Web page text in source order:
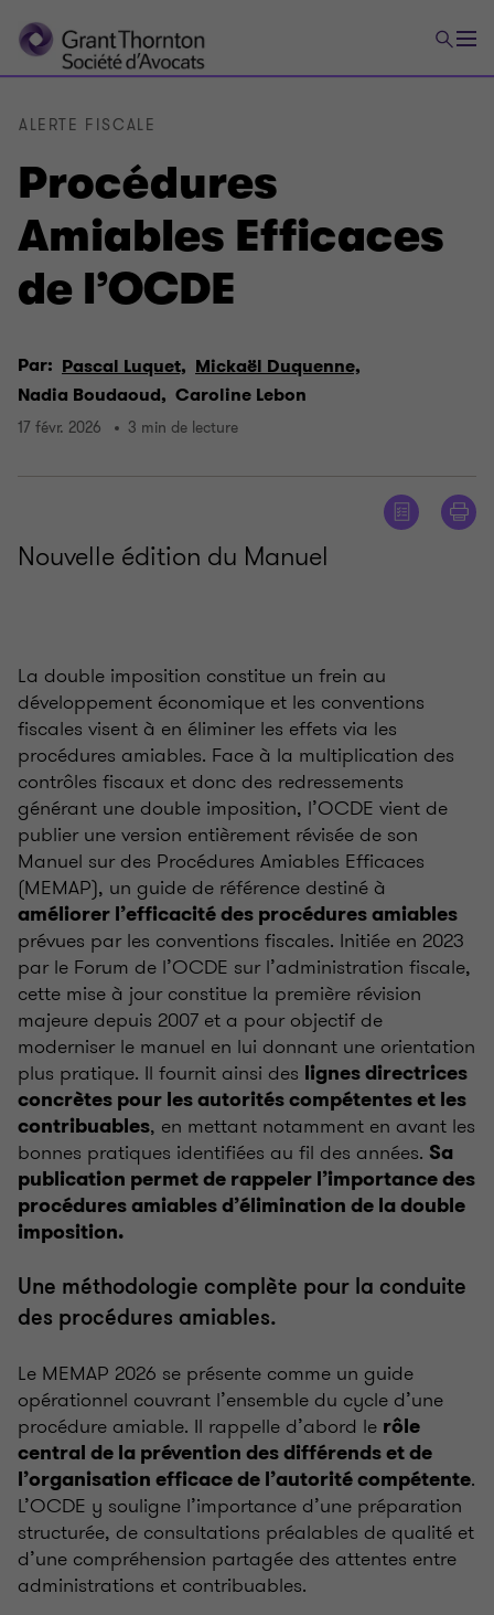
Procédures
Amiables Efficaces
de l’OCDE
ALERTE FISCALE
Par: Pascal Luquet, Mickaël Duquenne,
Nadia Boudaoud, Caroline Lebon
17 févr. 2026 3 min de lecture
Nouvelle édition du Manuel
La double imposition constitue un frein au
développement économique et les conventions
fiscales visent à en éliminer les effets via les
procédures amiables. Face à la multiplication des
contrôles fiscaux et donc des redressements
générant une double imposition, l’OCDE vient de
publier une version entièrement révisée de son
Manuel sur des Procédures Amiables Efficaces
(MEMAP), un guide de référence destiné à
améliorer l’efficacité des procédures amiables
prévues par les conventions fiscales. Initiée en 2023
par le Forum de l’OCDE sur l’administration fiscale,
cette mise à jour constitue la première révision
majeure depuis 2007 et a pour objectif de
moderniser le manuel en lui donnant une orientation
plus pratique. Il fournit ainsi des lignes directrices
concrètes pour les autorités compétentes et les
contribuables, en mettant notamment en avant les
bonnes pratiques identifiées au fil des années. Sa
publication permet de rappeler l’importance des
procédures amiables d’élimination de la double
imposition.
Une méthodologie complète pour la conduite
des procédures amiables.
Le MEMAP 2026 se présente comme un guide
opérationnel couvrant l’ensemble du cycle d’une
procédure amiable. Il rappelle d’abord le rôle
central de la prévention des différends et de
l’organisation efficace de l’autorité compétente.
L’OCDE y souligne l’importance d’une préparation
structurée, de consultations préalables de qualité et
d’une compréhension partagée des attentes entre
administrations et contribuables.